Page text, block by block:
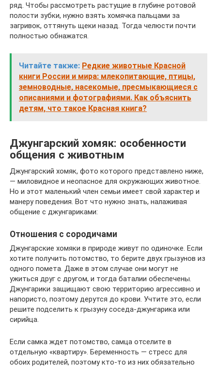
ряд. Чтобы рассмотреть растущие в глубине ротовой
полости зубки, нужно взять хомячка пальцами за
загривок, оттянуть щеки назад. Тогда челюсти почти
полностью обнажатся.
Читайте также: Редкие животные Красной
книги России и мира: млекопитающие, птицы,
земноводные, насекомые, пресмыкающиеся с
описаниями и фотографиями. Как объяснить
детям, что такое Красная книга?
Джунгарский хомяк: особенности
общения с животным
Джунгарский хомяк, фото которого представлено ниже,
— миловидное и неопасное для окружающих животное.
Но и этот маленький член семьи имеет свой характер и
манеру поведения. Вот что нужно знать, налаживая
общение с джунгариками:
Отношения с сородичами
Джунгарские хомяки в природе живут по одиночке. Если
хотите получить потомство, то берите двух грызунов из
одного помета. Даже в этом случае они могут не
ужиться друг с другом, и тогда баталии обеспечены.
Джунгарики защищают свою территорию агрессивно и
напористо, поэтому дерутся до крови. Учтите это, если
решите подселить к грызуну соседа-джунгарика или
сирийца.
Если самка ждет потомство, самца отселите в
отдельную «квартиру». Беременность — стресс для
обоих родителей, поэтому кто-то из них обязательно